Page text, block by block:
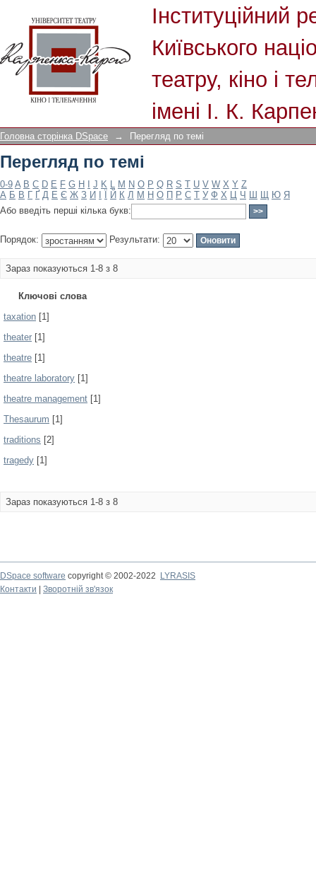
Інституційний
Київського
театру, кіно і
імені І. К.
Головна сторінка DSpace → Перегляд по темі
Перегляд по темі
0-9 A B C D E F G H J K L M N O P Q R S T U V W X Y Z
А Б В Г Ґ Д Е Є Ж З И Й К Л М Н О П Р С Т У Ф Х Ц Ч Ш Щ Ю Я
Або введіть перші кілька букв:
Порядок: Результати:
Зараз показуються 1-8 з 8
Ключові слова
taxation [1]
theater [1]
theatre [1]
theatre laboratory [1]
theatre management [1]
Thesaurum [1]
traditions [2]
tragedy [1]
Зараз показуються 1-8 з 8
DSpace software copyright © 2002-2022
LYRASIS
Контакти
Зворотній зв'язок